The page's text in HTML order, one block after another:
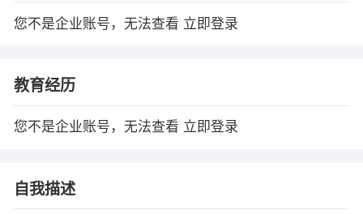
您不是企业账号，无法查看 立即登录
教育经历
您不是企业账号，无法查看 立即登录
自我描述